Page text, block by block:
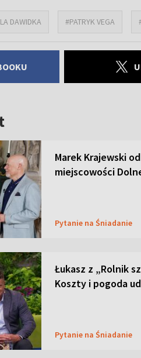
DAWIDKA #PATRYK VEGA
Marek Krajewski
miejscowości
Pytanie na Śniadanie
Łukasz z „Rolnik
Koszty i pogoda
Pytanie na Śniadanie